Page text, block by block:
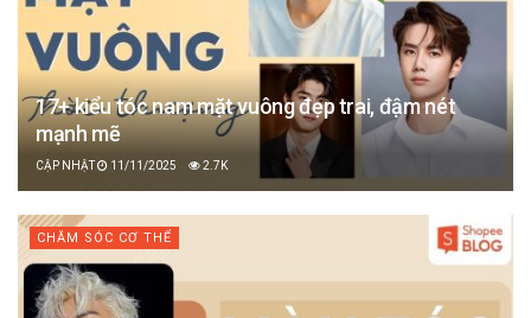
17+ kiểu tóc nam mặt vuông đẹp trai, đậm nét
mạnh mẽ
11/11/2025 2.7K
CHĂM SÓC CƠ THỂ